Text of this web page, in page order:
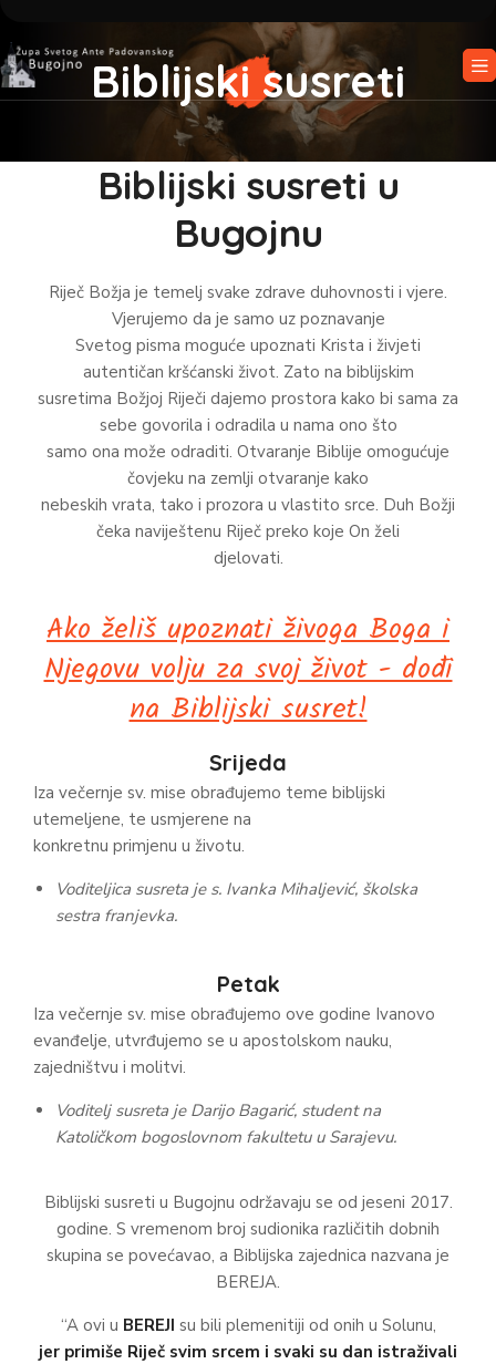
Biblijski susreti
Biblijski susreti u
Bugojnu
Riječ Božja je temelj svake zdrave duhovnosti i vjere.
Vjerujemo da je samo uz poznavanje
Svetog pisma moguće upoznati Krista i živjeti
autentičan kršćanski život. Zato na biblijskim
susretima Božjoj Riječi dajemo prostora kako bi sama za
sebe govorila i odradila u nama ono što
samo ona može odraditi. Otvaranje Biblije omogućuje
čovjeku na zemlji otvaranje kako
nebeskih vrata, tako i prozora u vlastito srce. Duh Božji
čeka naviještenu Riječ preko koje On želi
djelovati.
Ako želiš upoznati živoga Boga i
Njegovu volju za svoj život - dođi
na Biblijski susret!
Srijeda
Iza večernje sv. mise obrađujemo teme biblijski
utemeljene, te usmjerene na
konkretnu primjenu u životu.
Voditeljica susreta je s. Ivanka Mihaljević, školska
sestra franjevka.
Petak
Iza večernje sv. mise obrađujemo ove godine Ivanovo
evanđelje, utvrđujemo se u apostolskom nauku,
zajedništvu i molitvi.
Voditelj susreta je Darijo Bagarić, student na
Katoličkom bogoslovnom fakultetu u Sarajevu.
Biblijski susreti u Bugojnu održavaju se od jeseni 2017.
godine. S vremenom broj sudionika različitih dobnih
skupina se povećavao, a Biblijska zajednica nazvana je
BEREJA.
“A ovi u BEREJI su bili plemenitiji od onih u Solunu,
jer primiše Riječ svim srcem i svaki su dan istraživali